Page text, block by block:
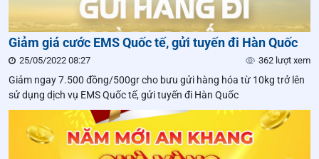
Giảm giá cước EMS Quốc tế, gửi tuyến đi Hàn Quốc
25/05/2022 08:27 362 lượt xem
Giảm ngay 7.500 đồng/500gr cho bưu gửi hàng hóa từ 10kg trở lên
sử dụng dịch vụ EMS Quốc tế, gửi tuyến đi Hàn Quốc